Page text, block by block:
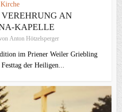
Kirche
AN
KAPELLE
Anton Hötzelsperger
im Priener Weiler Griebling
der Heiligen...